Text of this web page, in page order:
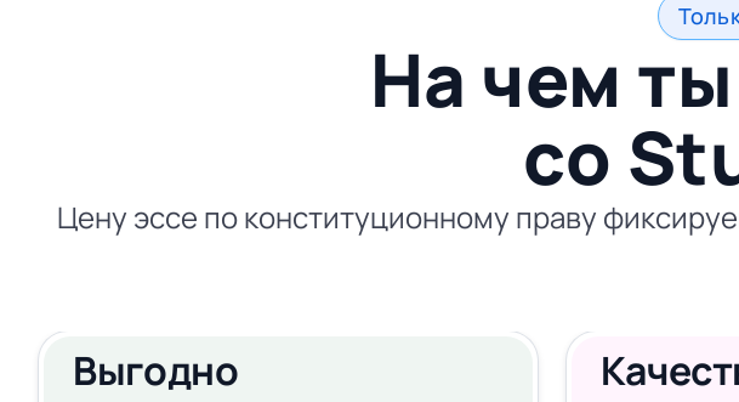
На чем
со
Цену эссе по конституционному праву
Выгодно